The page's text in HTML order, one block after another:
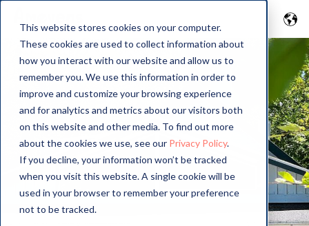
This website stores cookies on your computer.
These cookies are used to collect information about
how you interact with our website and allow us to
remember you. We use this information in order to
improve and customize your browsing experience
and for analytics and metrics about our visitors both
on this website and other media. To find out more
about the cookies we use, see our Privacy Policy.
If you decline, your information won’t be tracked
when you visit this website. A single cookie will be
used in your browser to remember your preference
not to be tracked.